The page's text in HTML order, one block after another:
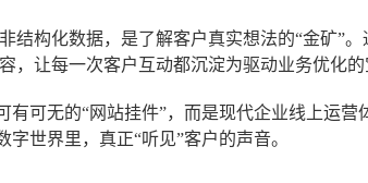
结构化数据，是了解客户真实想法的“金矿”
，让每一次客户互动都沉淀为驱动业务优化的
有可无的“网站挂件”，而是现代企业线上运
世界里，真正“听见”客户的声音。